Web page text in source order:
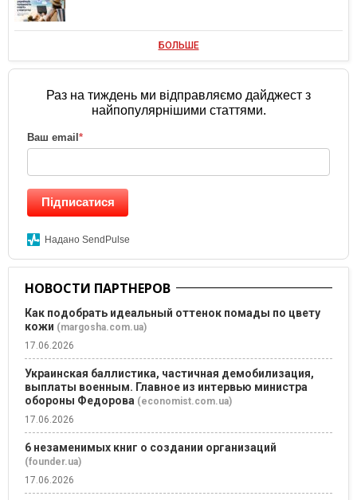
БОЛЬШЕ
Раз на тиждень ми відправляємо дайджест з
найпопулярнішими статтями.
Ваш email *
Підписатися
Надано SendPulse
НОВОСТИ ПАРТНЕРОВ
Как подобрать идеальный оттенок помады по цвету
кожи (margosha.com.ua)
17.06.2026
Украинская баллистика, частичная демобилизация,
выплаты военным. Главное из интервью министра
обороны Федорова (economist.com.ua)
17.06.2026
6 незаменимых книг о создании организаций
(founder.ua)
17.06.2026